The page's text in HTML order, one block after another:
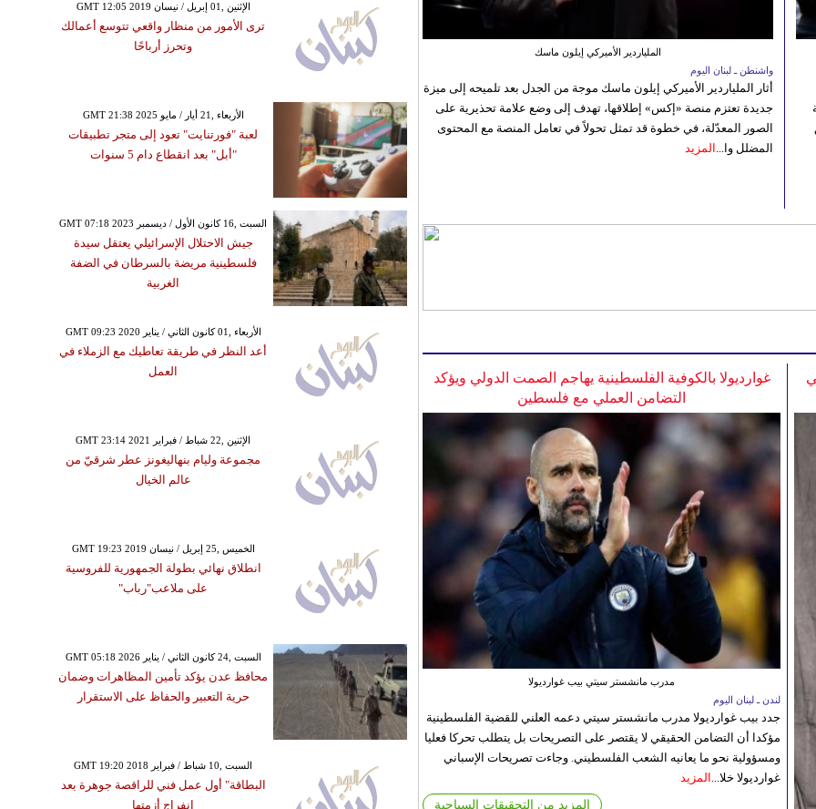
الملياردير الأميركي إيلون ماسك
واشنطن ـ لبنان اليوم
أثار الملياردير الأميركي إيلون ماسك موجة من الجدل بعد تلميحه إلى ميزة
جديدة تعتزم منصة «إكس» إطلاقها، تهدف إلى وضع علامة تحذيرية على
الصور المعدّلة، في خطوة قد تمثل تحولاً في تعامل المنصة مع المحتوى
المضلل وا... المزيد
غوارديولا بالكوفية الفلسطينية يهاجم الصمت الدولي ويؤكد
التضامن العملي مع فلسطين
مدرب مانشستر سيتي بيب غوارديولا
لندن ـ لبنان اليوم
جدد بيب غوارديولا مدرب مانشستر سيتي دعمه العلني للقضية الفلسطينية
مؤكدا أن التضامن الحقيقي لا يقتصر على التصريحات بل يتطلب تحركا فعليا
ومسؤولية نحو ما يعانيه الشعب الفلسطيني. وجاءت تصريحات الإسباني
غوارديولا خلا... المزيد
المزيد من التحقيقات السياحية
GMT 12:05 2019 الإثنين ,01 إبريل / نيسان
ترى الأمور من منظار واقعي تتوسع أعمالك
وتحرز أرباحًا
GMT 21:38 2025 الأربعاء ,21 أيار / مايو
لعبة "فورتنايت" تعود إلى متجر تطبيقات
"أبل" بعد انقطاع دام 5 سنوات
GMT 07:18 2023 السبت ,16 كانون الأول / ديسمبر
جيش الاحتلال الإسرائيلي يعتقل سيدة
فلسطينية مريضة بالسرطان في الضفة
الغربية
GMT 09:23 2020 الأربعاء ,01 كانون الثاني / يناير
أعد النظر في طريقة تعاطيك مع الزملاء في
العمل
GMT 23:14 2021 الإثنين ,22 شباط / فبراير
مجموعة وليام بنهاليغونز عطر شرقيّ من
عالم الخيال
GMT 19:23 2019 الخميس ,25 إبريل / نيسان
انطلاق نهائي بطولة الجمهورية للفروسية
على ملاعب"رباب"
GMT 05:18 2026 السبت ,24 كانون الثاني / يناير
محافظ عدن يؤكد تأمين المظاهرات وضمان
حرية التعبير والحفاظ على الاستقرار
GMT 19:20 2018 السبت ,10 شباط / فبراير
البطاقة" أول عمل فني للراقصة جوهرة بعد
انفراج أزمتها